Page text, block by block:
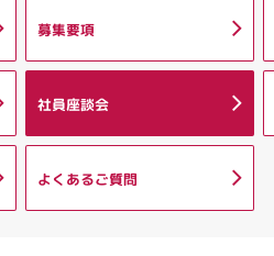
募集要項
社員座談会
よくあるご質問